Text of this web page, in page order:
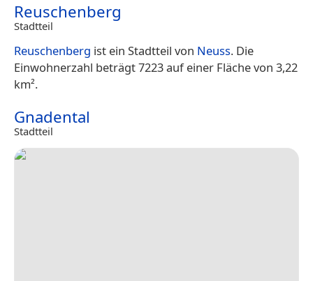
Reuschenberg
Stadtteil
Reuschenberg ist ein Stadtteil von Neuss. Die
Einwohnerzahl beträgt 7223 auf einer Fläche von 3,22
km².
Gnadental
Stadtteil